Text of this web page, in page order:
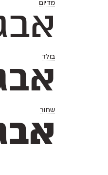
מדיום
בולד
שחור